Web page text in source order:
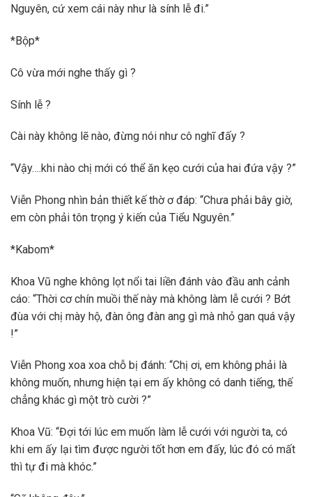
Nguyên, cứ xem cái này như là sính lễ đi.”
*Bộp*
Cô vừa mới nghe thấy gì ?
Sính lễ ?
Cài này không lẽ nào, đừng nói như cô nghĩ đấy ?
“Vậy….khi nào chị mới có thể ăn kẹo cưới của hai đứa vậy ?”
Viễn Phong nhìn bản thiết kế thờ ơ đáp: “Chưa phải bây giờ,
em còn phải tôn trọng ý kiến của Tiểu Nguyên.”
*Kabom*
Khoa Vũ nghe không lọt nổi tai liền đánh vào đầu anh cảnh
cáo: “Thời cơ chín muồi thế này mà không làm lễ cưới ? Bớt
đùa với chị mày hộ, đàn ông đàn ang gì mà nhỏ gan quá vậy
!”
Viễn Phong xoa xoa chỗ bị đánh: “Chị ơi, em không phải là
không muốn, nhưng hiện tại em ấy không có danh tiếng, thế
chẳng khác gì một trò cười ?”
Khoa Vũ: “Đợi tới lúc em muốn làm lễ cưới với người ta, có
khi em ấy lại tìm được người tốt hơn em đấy, lúc đó có mất
thì tự đi mà khóc.”